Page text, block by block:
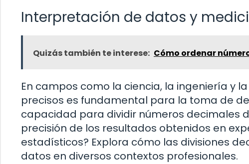
Interpretación de datos y
Quizás también te interese: Cómo ordenar
En campos como la ciencia, la ingeniería y
precisos es fundamental para la toma de
capacidad para dividir números decimales
precisión de los resultados obtenidos en
estadísticos? Explora cómo las divisiones
datos en diversos contextos profesionales.